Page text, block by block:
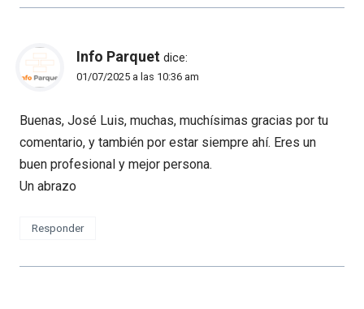
Info Parquet dice:
01/07/2025 a las 10:36 am
Buenas, José Luis, muchas, muchísimas gracias por tu
comentario, y también por estar siempre ahí. Eres un
buen profesional y mejor persona.
Un abrazo
Responder